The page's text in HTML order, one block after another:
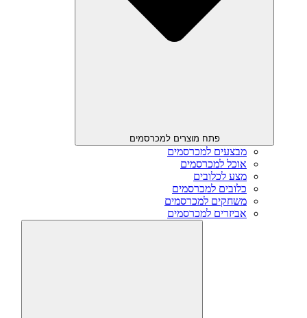
פתח מוצרים למכרסמים
מבצעים למכרסמים
אוכל למכרסמים
מצע לכלובים
כלובים למכרסמים
משחקים למכרסמים
אביזרים למכרסמים